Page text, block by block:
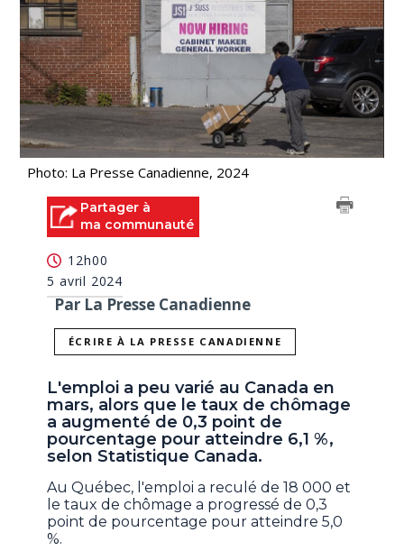
Photo: La Presse Canadienne, 2024
Partager à
ma communauté
12h00
5 avril 2024
Par La Presse Canadienne
ÉCRIRE À LA PRESSE CANADIENNE
L'emploi a peu varié au Canada en
mars, alors que le taux de chômage
a augmenté de 0,3 point de
pourcentage pour atteindre 6,1 %,
selon Statistique Canada.
Au Québec, l'emploi a reculé de 18 000 et
le taux de chômage a progressé de 0,3
point de pourcentage pour atteindre 5,0
%.